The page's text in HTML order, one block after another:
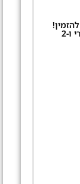
קבלת פנים 35 ₪ (4 לבחירה- 2 בשרי ו-2